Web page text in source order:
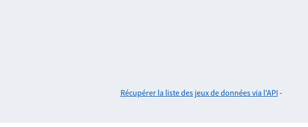
Récupérer la liste des jeux de données via l'API -